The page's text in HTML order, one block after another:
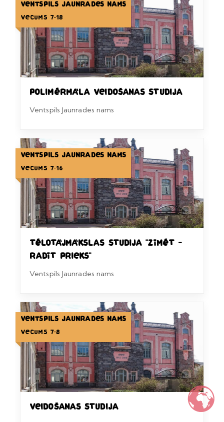
Ventspils Jaunrades nams
Vecums 7-18
Polimērmāla veidošanas studija
Ventspils Jaunrades nams
Ventspils Jaunrades nams
Vecums 7-16
Tēlotājmākslas studija “Zīmēt –
radīt prieks”
Ventspils Jaunrades nams
Ventspils Jaunrades nams
Vecums 7-8
Veidošanas studija